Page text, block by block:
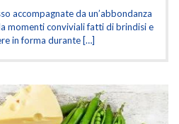
accompagnate da un’abbondanza
momenti conviviali fatti di brindisi e
in forma durante […]